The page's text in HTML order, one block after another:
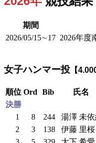
期間
2026/05/15∼17 2026年度
女子ハンマー投 【
順位 Ord Bib 氏名
決勝
1
8 244 湯澤 未
2
3 138 伊藤 里桜